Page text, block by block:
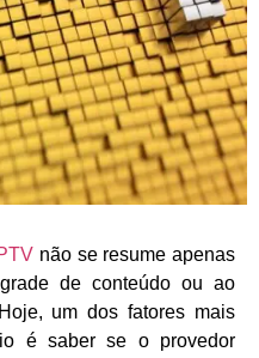
não se resume apenas
de conteúdo ou ao
um dos fatores mais
é saber se o provedor